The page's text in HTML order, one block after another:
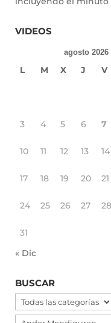
VIDEOS
agosto 2026
L M X J V
3 4 5 6 7
10 11 12 13 14
17 18 19 20 21
24 25 26 27 28
31
« Dic
BUSCAR